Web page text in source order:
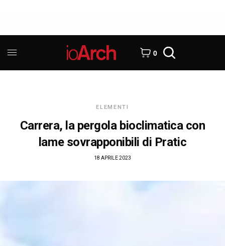
0
ELEMENTI
Carrera, la pergola bioclimatica con
lame sovrapponibili di Pratic
18 APRILE 2023